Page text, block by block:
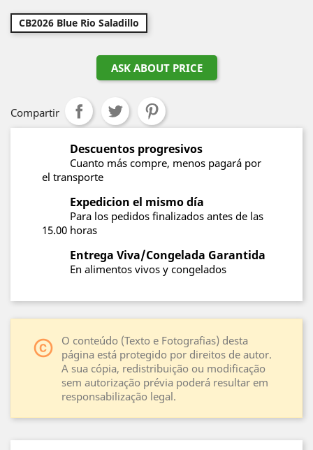
CB2026 Blue Rio Saladillo
ASK ABOUT PRICE
Compartir
Descuentos progresivos
Cuanto más compre, menos pagará por
el transporte
Expedicion el mismo día
Para los pedidos finalizados antes de las
15.00 horas
Entrega Viva/Congelada Garantida
En alimentos vivos y congelados
copyright
O conteúdo (Texto e Fotografias) desta
página está protegido por direitos de autor.
A sua cópia, redistribuição ou modificação
sem autorização prévia poderá resultar em
responsabilização legal.